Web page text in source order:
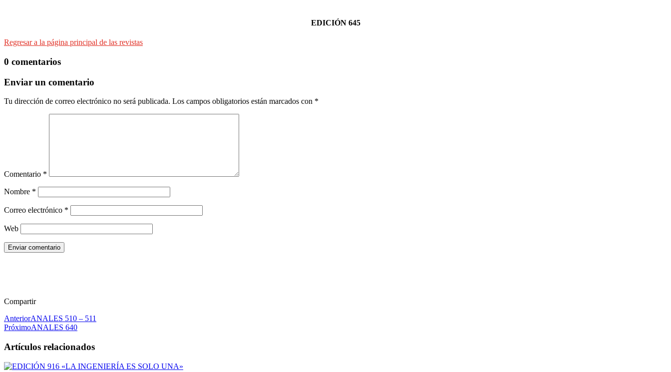
EDICIÓN 645
Regresar a la página principal de las revistas
0 comentarios
Enviar un comentario
Tu dirección de correo electrónico no será publicada. Los campos obligatorios están marcados con *
Comentario *
Nombre *
Correo electrónico *
Web
Enviar comentario
Compartir
AnteriorANALES 510 – 511
PróximoANALES 640
Artículos relacionados